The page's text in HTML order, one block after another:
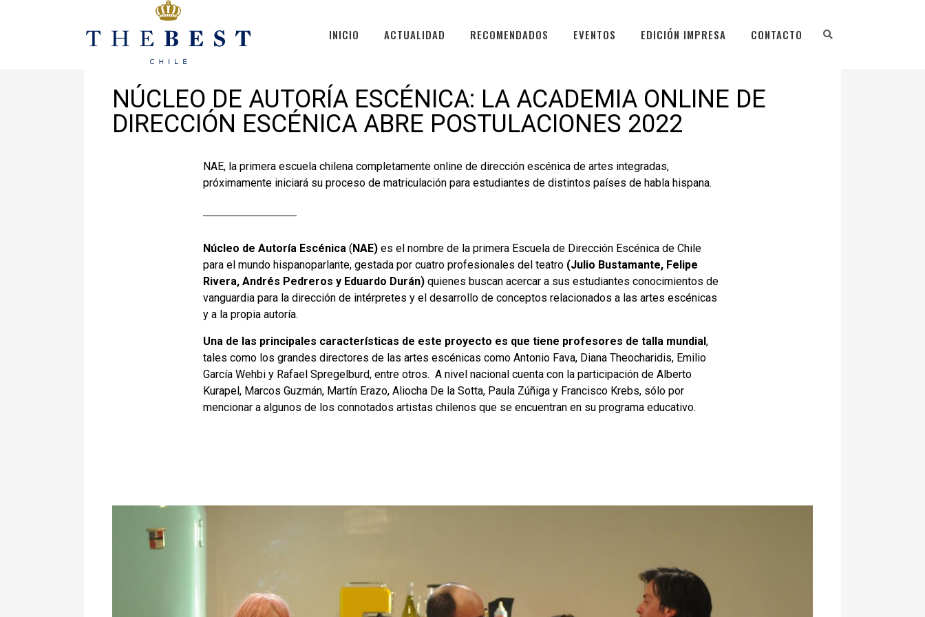
INICIO ACTUALIDAD RECOMENDADOS EVENTOS EDICIÓN IMPRESA CONTACTO
Diciembre 1, 2021
NÚCLEO DE AUTORÍA ESCÉNICA: LA ACADEMIA ONLINE DE
DIRECCIÓN ESCÉNICA ABRE POSTULACIONES 2022
NAE, la primera escuela chilena completamente online de dirección escénica de artes integradas,
próximamente iniciará su proceso de matriculación para estudiantes de distintos países de habla hispana.
Núcleo de Autoría Escénica (NAE)es el nombre de la primera Escuela de Dirección Escénica de Chile
para el mundo hispanoparlante, gestada por cuatro profesionales del teatro (Julio Bustamante, Felipe
Rivera, Andrés Pedreros y Eduardo Durán) quienes buscan acercar a sus estudiantes conocimientos de
vanguardia para la dirección de intérpretes y el desarrollo de conceptos relacionados a las artes escénicas
y a la propia autoría.
Una de las principales características de este proyecto es que tiene profesores de talla mundial,
tales como los grandes directores de las artes escénicas como Antonio Fava, Diana Theocharidis, Emilio
García Wehbi y Rafael Spregelburd, entre otros. A nivel nacional cuenta con la participación de Alberto
Kurapel, Marcos Guzmán, Martín Erazo, Aliocha De la Sotta, Paula Zúñiga y Francisco Krebs, sólo por
mencionar a algunos de los connotados artistas chilenos que se encuentran en su programa educativo.